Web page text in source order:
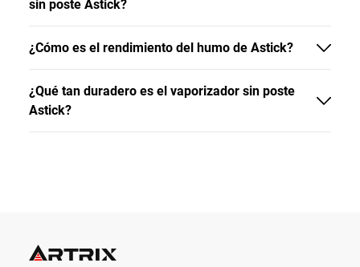
sin poste Astick?
¿Cómo es el rendimiento del humo de Astick?
¿Qué tan duradero es el vaporizador sin poste
Astick?